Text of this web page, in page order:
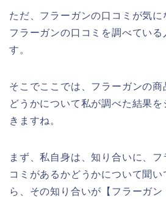
ただ、フラーガンの口コミが気に
フラーガンの口コミを調べている
す。
そこでここでは、フラーガンの
どうかについて私が調べた結果
きますね。
まず、私自身は、知り合いに、
コミがあるかどうかについて聞い
ら、その知り合いが【フラーガ